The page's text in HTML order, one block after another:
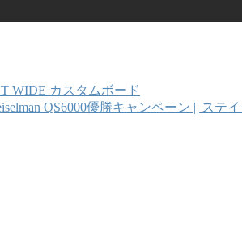
WIDE カスタムボード
QS6000優勝キャンペーン || ステ